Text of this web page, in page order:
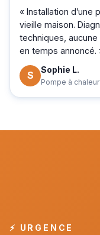
« Installation d’une
vieille maison.
techniques,
en temps annoncé.
S Sophie L.
Pompe à chaleur
⚡ URGENCE